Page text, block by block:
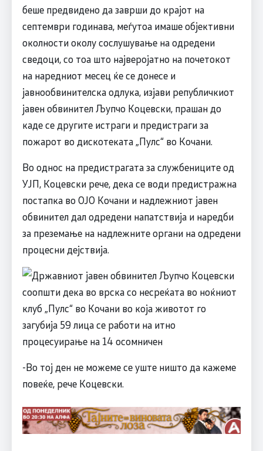
беше предвидено да заврши до крајот на
септември годинава, меѓутоа имаше објективни
околности околу сослушување на одредени
сведоци, со тоа што најверојатно на почетокот
на наредниот месец ќе се донесе и
јавнообвинителска одлука, изјави републичкиот
јавен обвинител Љупчо Коцевски, прашан до
каде се другите истраги и предистраги за
пожарот во дискотеката „Пулс“ во Кочани.
Во однос на предистрагата за службениците од
УЈП, Коцевски рече, дека се води предистражна
постапка во ОЈО Кочани и надлежниот јавен
обвинител дал одредени напатствија и наредби
за преземање на надлежните органи на одредени
процесни дејствија.
-Во тој ден не можеме се уште ништо да кажеме
повеќе, рече Коцевски.